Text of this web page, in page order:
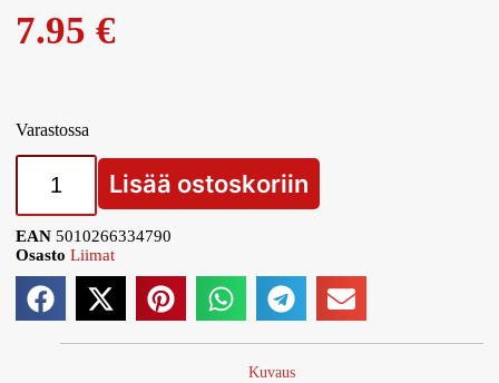
7.95€
Varastossa
Lisää ostoskoriin
EAN5010266334790
Osasto Liimat
Kuvaus